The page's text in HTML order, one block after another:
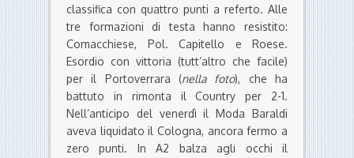
classifica con quattro punti a referto. Alle
tre formazioni di testa hanno resistito:
Comacchiese, Pol. Capitello e Roese.
Esordio con vittoria (tutt’altro che facile)
per il Portoverrara (nella foto), che ha
battuto in rimonta il Country per 2-1.
Nell’anticipo del venerdì il Moda Baraldi
aveva liquidato il Cologna, ancora fermo a
zero punti. In A2 balza agli occhi il